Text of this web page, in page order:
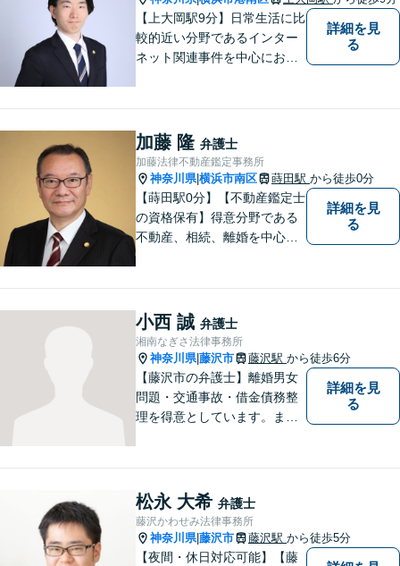
【上大岡駅9分】日常生活に比
較的近い分野であるインター
ネット関連事件を中心にお取
ルにて掲載情報のURL等をお
送りください。見込み、費用
等をご案内させていただきま
す。
詳細を見
る
加藤 隆 弁護士
加藤法律不動産鑑定事務所
神奈川県|横浜市南区 蒔田駅 から徒歩0分
【蒔田駅0分】【不動産鑑定士
の資格保有】得意分野である
不動産、相続、離婚を中心に
り添った弁護活動を目指しま
す。 お困りの方はぜひご相談
ください。
詳細を見
る
小西 誠 弁護士
湘南なぎさ法律事務所
神奈川県|藤沢市 藤沢駅 から徒歩6分
【藤沢市の弁護士】離婚男女
問題・交通事故・借金債務整
理を得意としています。ま
談ください。
詳細を見
る
松永 大希 弁護士
藤沢かわせみ法律事務所
神奈川県|藤沢市 藤沢駅 から徒歩5分
【夜間・休日対応可能】【藤